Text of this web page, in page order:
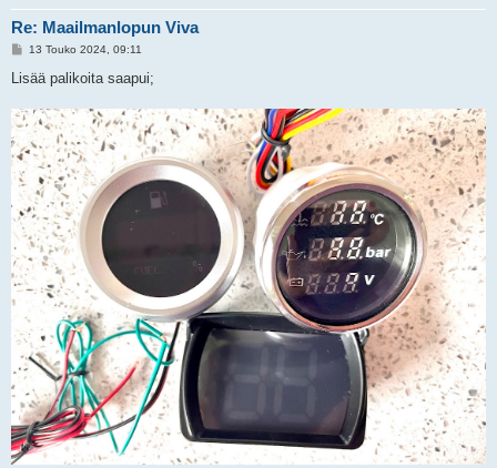
Re: Maailmanlopun Viva
V
e
i
13 Touko 2024, 09:11
Lisää palikoita saapui;